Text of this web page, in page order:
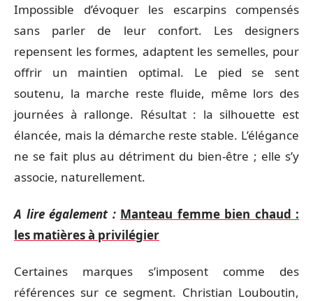
Impossible d’évoquer les escarpins compensés
sans parler de leur confort. Les designers
repensent les formes, adaptent les semelles, pour
offrir un maintien optimal. Le pied se sent
soutenu, la marche reste fluide, même lors des
journées à rallonge. Résultat : la silhouette est
élancée, mais la démarche reste stable. L’élégance
ne se fait plus au détriment du bien-être ; elle s’y
associe, naturellement.
A lire également : Manteau femme bien chaud :
les matières à privilégier
Certaines marques s’imposent comme des
références sur ce segment. Christian Louboutin,